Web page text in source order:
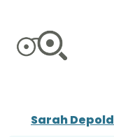
Sarah Depold